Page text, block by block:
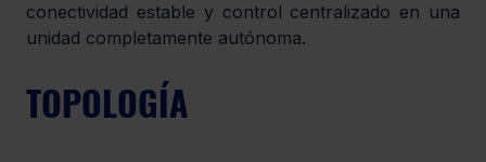
conectividad estable y control centralizado en una
unidad completamente autónoma.
TOPOLOGÍA